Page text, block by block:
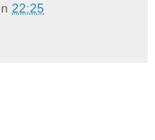
22:25